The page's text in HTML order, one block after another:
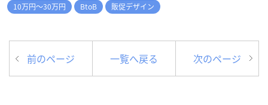
10万円～30万円
BtoB 販促デザイン
前のページ 一覧へ戻る 次のページ